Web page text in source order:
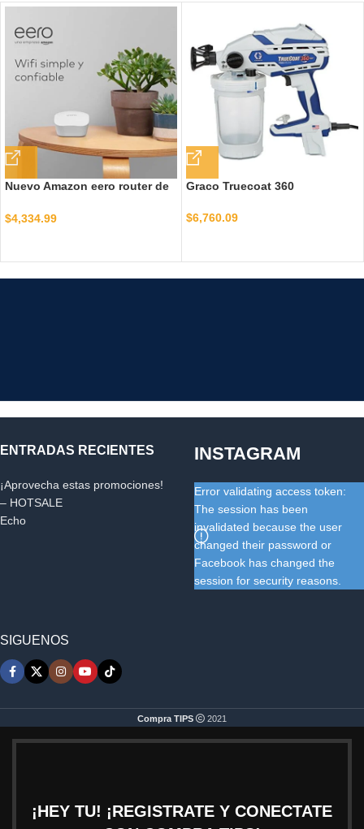
Nuevo Amazon eero router de
$4,334.99
Graco Truecoat 360
$6,760.09
ENTRADAS RECIENTES
¡Aprovecha estas promociones!
– HOTSALE
Echo
INSTAGRAM
Error validating access token:
The session has been
invalidated because the user
changed their password or
Facebook has changed the
session for security reasons.
SIGUENOS
Compra TIPS 2021
¡HEY TU! ¡REGISTRATE Y CONECTATE